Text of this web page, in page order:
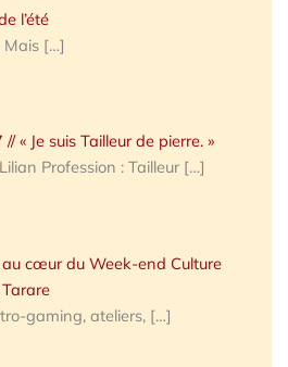
l’été
Mais […]
« Je suis Tailleur de pierre. »
Profession : Tailleur […]
cœur du Week-end Culture
gaming, ateliers, […]